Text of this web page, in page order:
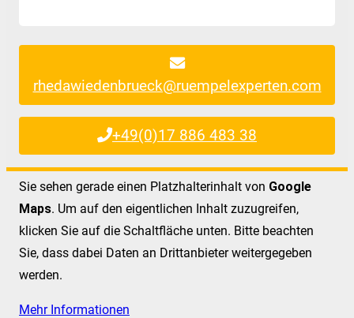
rhedawiedenbrueck@ruempelexperten.com
+49(0)17 886 483 38
Sie sehen gerade einen Platzhalterinhalt von Google
Maps. Um auf den eigentlichen Inhalt zuzugreifen,
klicken Sie auf die Schaltfläche unten. Bitte beachten
Sie, dass dabei Daten an Drittanbieter weitergegeben
werden.
Mehr Informationen